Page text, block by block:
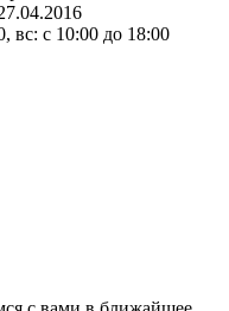
вс: с 10:00 до 18:00